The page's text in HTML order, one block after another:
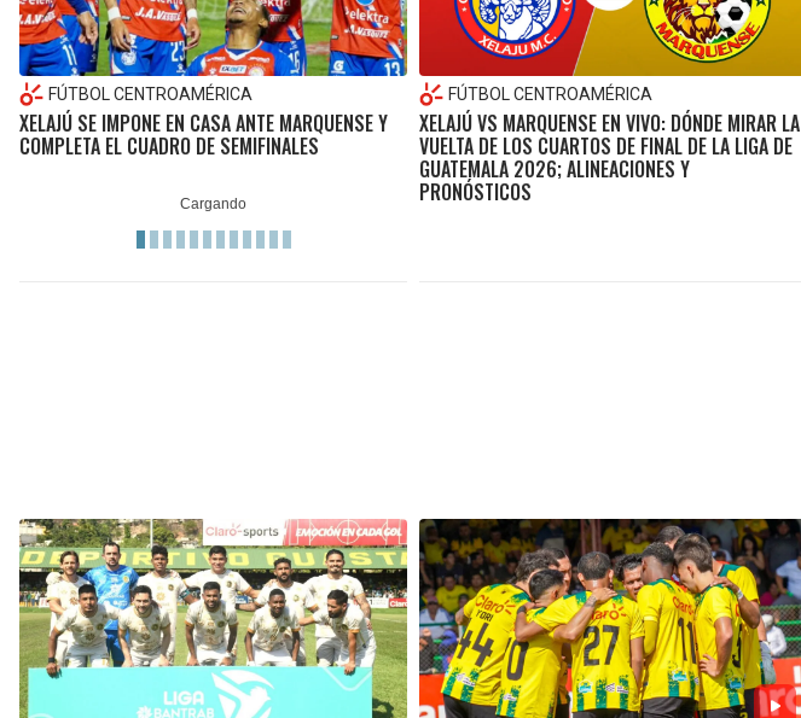
FÚTBOL CENTROAMÉRICA
XELAJÚ SE IMPONE EN CASA ANTE MARQUENSE Y
COMPLETA EL CUADRO DE SEMIFINALES
FÚTBOL CENTROAMÉRICA
XELAJÚ VS MARQUENSE EN VIVO: DÓNDE MIRAR LA
VUELTA DE LOS CUARTOS DE FINAL DE LA LIGA DE
GUATEMALA 2026; ALINEACIONES Y
PRONÓSTICOS